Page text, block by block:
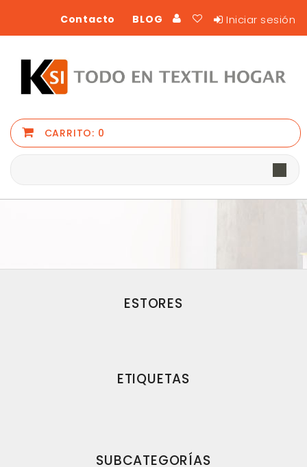
Iniciar sesión
BLOG
Contacto
CARRITO: 0
ESTORES
ETIQUETAS
SUBCATEGORÍAS